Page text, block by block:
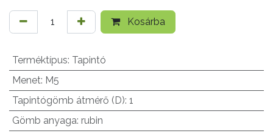
Kosárba
Terméktípus: Tapintó
Menet: M5
Tapintógömb átmérő (D): 1
Gömb anyaga: rubin